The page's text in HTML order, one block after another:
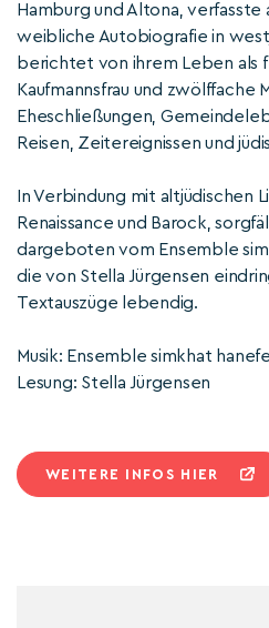
Hamburg und Altona, verfasste
weibliche Autobiografie in
berichtet von ihrem Leben als
Kaufmannsfrau und zwölffache
Eheschließungen,
Reisen, Zeitereignissen und
In Verbindung mit altjüdischen
Renaissance und Barock,
dargeboten vom Ensemble
die von Stella Jürgensen
Textauszüge lebendig.
Musik: Ensemble simkhat
Lesung: Stella Jürgensen
WEITERE INFOS HIER